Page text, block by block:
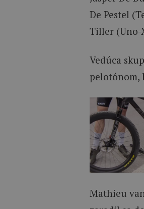
De Pestel
Tiller (Uno-
Vedúca
pelotónom,
Mathieu